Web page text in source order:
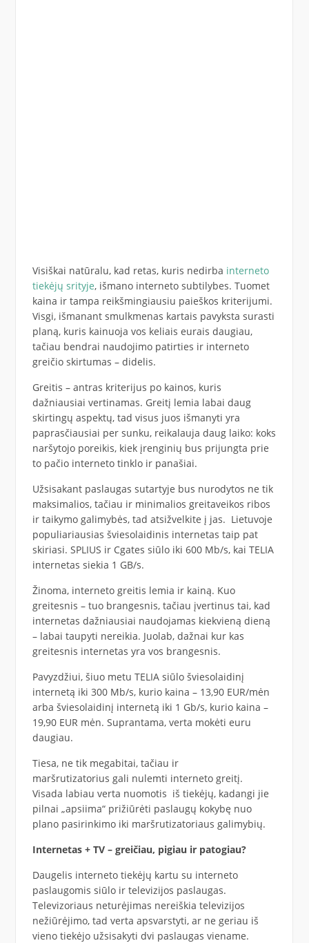
Visiškai natūralu, kad retas, kuris nedirba interneto
tiekėjų srityje, išmano interneto subtilybes. Tuomet
kaina ir tampa reikšmingiausiu paieškos kriterijumi.
Visgi, išmanant smulkmenas kartais pavyksta surasti
planą, kuris kainuoja vos keliais eurais daugiau,
tačiau bendrai naudojimo patirties ir interneto
greičio skirtumas – didelis.
Greitis – antras kriterijus po kainos, kuris
dažniausiai vertinamas. Greitį lemia labai daug
skirtingų aspektų, tad visus juos išmanyti yra
paprasčiausiai per sunku, reikalauja daug laiko: koks
naršytojo poreikis, kiek įrenginių bus prijungta prie
to pačio interneto tinklo ir panašiai.
Užsisakant paslaugas sutartyje bus nurodytos ne tik
maksimalios, tačiau ir minimalios greitaveikos ribos
ir taikymo galimybės, tad atsižvelkite į jas. Lietuvoje
populiariausias šviesolaidinis internetas taip pat
skiriasi. SPLIUS ir Cgates siūlo iki 600 Mb/s, kai TELIA
internetas siekia 1 GB/s.
Žinoma, interneto greitis lemia ir kainą. Kuo
greitesnis – tuo brangesnis, tačiau įvertinus tai, kad
internetas dažniausiai naudojamas kiekvieną dieną
– labai taupyti nereikia. Juolab, dažnai kur kas
greitesnis internetas yra vos brangesnis.
Pavyzdžiui, šiuo metu TELIA siūlo šviesolaidinį
internetą iki 300 Mb/s, kurio kaina – 13,90 EUR/mėn
arba šviesolaidinį internetą iki 1 Gb/s, kurio kaina –
19,90 EUR mėn. Suprantama, verta mokėti euru
daugiau.
Tiesa, ne tik megabitai, tačiau ir
maršrutizatorius gali nulemti interneto greitį.
Visada labiau verta nuomotis iš tiekėjų, kadangi jie
pilnai „apsiima“ prižiūrėti paslaugų kokybę nuo
plano pasirinkimo iki maršrutizatoriaus galimybių.
Internetas + TV – greičiau, pigiau ir patogiau?
Daugelis interneto tiekėjų kartu su interneto
paslaugomis siūlo ir televizijos paslaugas.
Televizoriaus neturėjimas nereiškia televizijos
nežiūrėjimo, tad verta apsvarstyti, ar ne geriau iš
vieno tiekėjo užsisakyti dvi paslaugas viename.